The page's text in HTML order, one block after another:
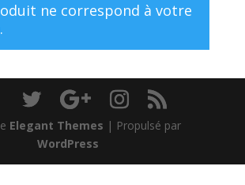
ne correspond à votre
Elegant Themes | Propulsé par
WordPress